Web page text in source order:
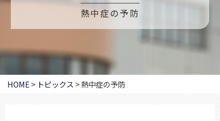
ス
ッ
熱中症の予防
HOME> トピックス >熱中症の予防